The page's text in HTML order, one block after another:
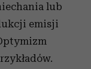
lub
emisji